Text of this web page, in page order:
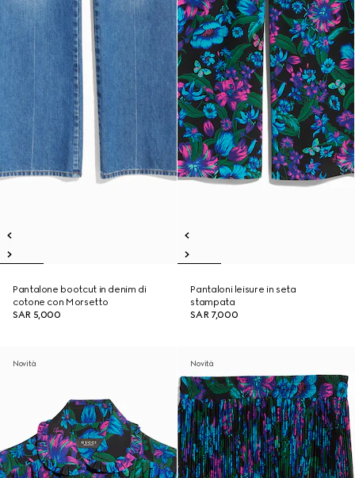
Pantalone bootcut in denim di
cotone con Morsetto
SAR 5,000
Pantaloni leisure in seta
stampata
SAR 7,000
Novità Novità